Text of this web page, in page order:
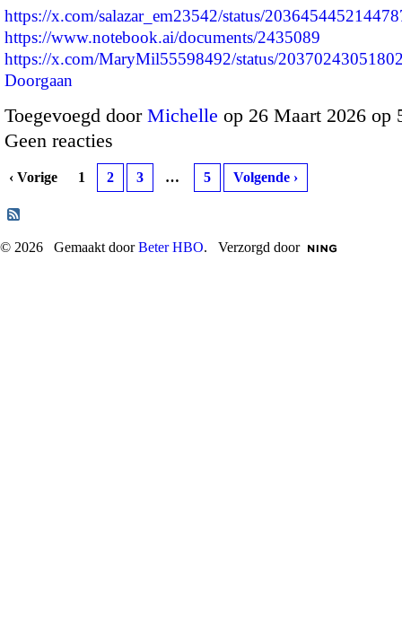
https://x.com/salazar_em23542/status/
https://www.notebook.ai/documents/2435089
https://x.com/MaryMil55598492/status/
Doorgaan
Toegevoegd door Michelle op 26 Maart 2026
Geen reacties
‹ Vorige 1 2 3 … 5 Volgende ›
© 2026 Gemaakt doorBeter HBO. Verzorgd door